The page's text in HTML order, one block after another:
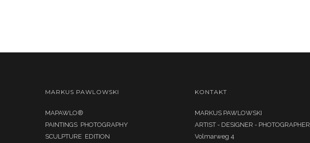
MARKUS PAWLOWSKI
MAPAWLO®
PAINTINGS PHOTOGRAPHY
SCULPTURE EDITION
KONTAKT
MARKUS PAWLOWSKI
ARTIST - DESIGNER - PHOTOGRAPHER
Volmarweg 4